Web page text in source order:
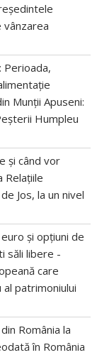
vânzarea
Perioada,
Munții Apuseni:
Humpleu
și când vor
Relațiile
Jos, la un nivel
și opțiuni de
săli libere -
care
patrimoniului
România la
în România